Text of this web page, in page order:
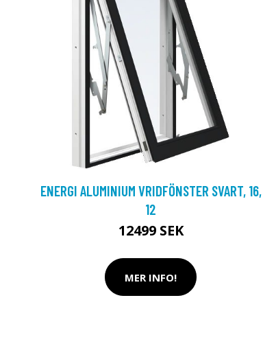
ENERGI ALUMINIUM VRIDFÖNSTER SVART, 16,
12
12499 SEK
MER INFO!